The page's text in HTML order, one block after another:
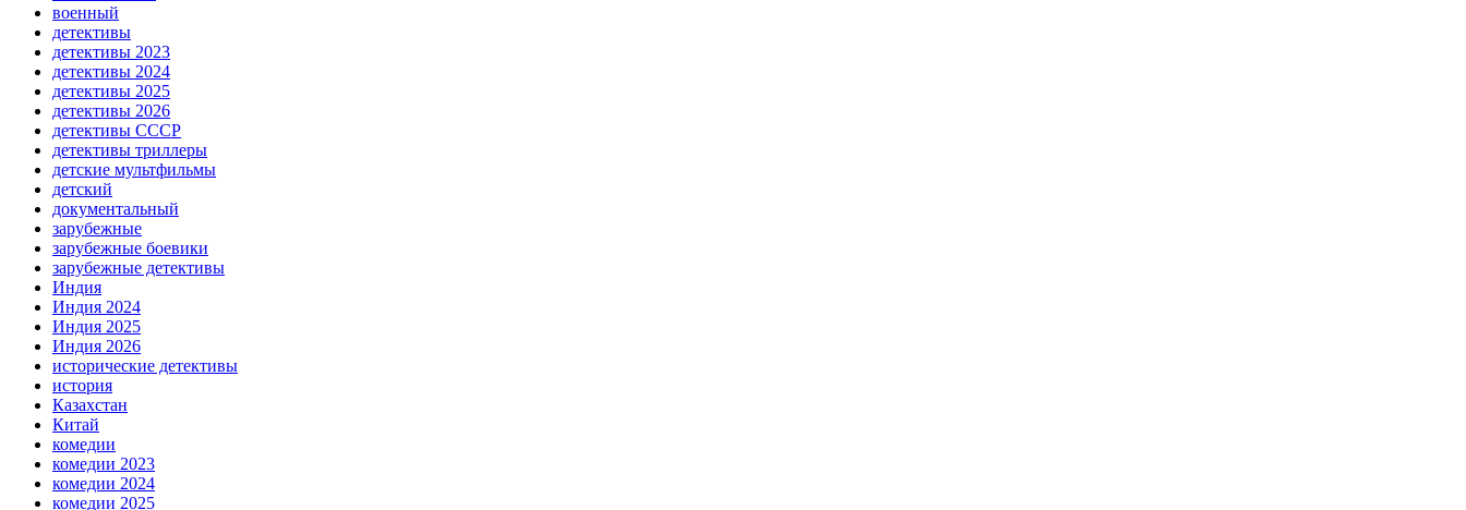
военный
детективы
детективы 2023
детективы 2024
детективы 2025
детективы 2026
детективы СССР
детективы триллеры
детские мультфильмы
детский
документальный
зарубежные
зарубежные боевики
зарубежные детективы
Индия
Индия 2024
Индия 2025
Индия 2026
исторические детективы
история
Казахстан
Китай
комедии
комедии 2023
комедии 2024
комедии 2025